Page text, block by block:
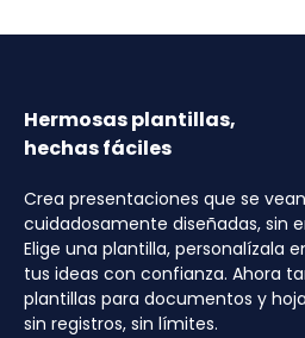
Hermosas plantillas,
hechas fáciles
Crea presentaciones que se
cuidadosamente diseñadas, sin
Elige una plantilla, personalízala
tus ideas con confianza. Ahora
plantillas para documentos y
sin registros, sin límites.